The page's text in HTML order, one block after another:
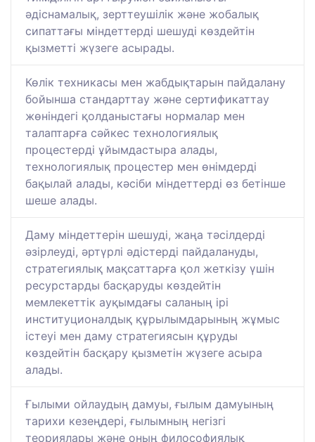
әдіснамалық, зерттеушілік және жобалық
сипаттағы міндеттерді шешуді көздейтін
қызметті жүзеге асырады.
Көлік техникасы мен жабдықтарын пайдалану
бойынша стандарттау және сертификаттау
жөніндегі қолданыстағы нормалар мен
талаптарға сәйкес технологиялық
процестерді ұйымдастыра алады,
технологиялық процестер мен өнімдерді
бақылай алады, кәсіби міндеттерді өз бетінше
шеше алады.
Даму міндеттерін шешуді, жаңа тәсілдерді
әзірлеуді, әртүрлі әдістерді пайдалануды,
стратегиялық мақсаттарға қол жеткізу үшін
ресурстарды басқаруды көздейтін
мемлекеттік ауқымдағы саланың ірі
институционалдық құрылымдарының жұмыс
істеуі мен даму стратегиясын құруды
көздейтін басқару қызметін жүзеге асыра
алады.
Ғылыми ойлаудың дамуы, ғылым дамуының
тарихи кезеңдері, ғылымның негізгі
теориялары және оның философиялық